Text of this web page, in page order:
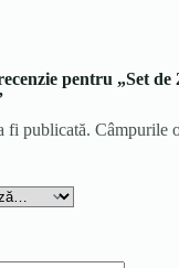
pentru „Set de
fi publicată. Câmpurile